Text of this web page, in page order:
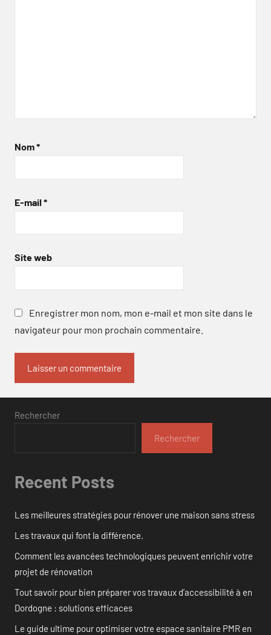
Nom*
E-mail *
Site web
Enregistrer mon nom, mon e-mail et mon site dans le
navigateur pour mon prochain commentaire.
Rechercher
Rechercher
Recent Posts
Les meilleures stratégies pour rénover une maison sans stress
Les travaux qui font la différence.
Comment les avancées technologiques peuvent enrichir votre
projet de rénovation
Tout savoir pour bien préparer vos travaux d’accessibilité à en
Dordogne : solutions efficaces
Le guide ultime pour optimiser votre espace sanitaire PMR en